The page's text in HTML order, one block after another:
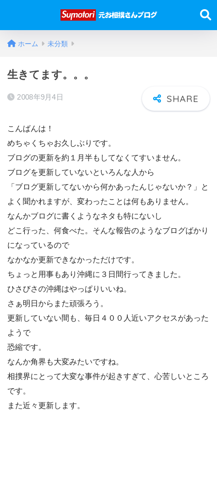
ホーム 未分類
生きてます。。。
2008年9月4日
こんばんは！
めちゃくちゃお久しぶりです。
ブログの更新を約１月半もしてなくてすいません。
ブログを更新していないといろんな人から
「ブログ更新してないから何かあったんじゃないか？」と
よく聞かれますが、変わったことは何もありません。
なんかブログに書くようなネタも特にないし
どこ行った、何食べた。そんな報告のようなブログばかり
になっているので
なかなか更新できなかっただけです。
ちょっと用事もあり沖縄に３日間行ってきました。
ひさびさの沖縄はやっぱりいいね。
さぁ明日からまた頑張ろう。
更新していない間も、毎日４００人近いアクセスがあった
ようで
恐縮です。
なんか角界も大変みたいですね。
相撲界にとって大変な事件が起きすぎて、心苦しいところ
です。
また近々更新します。